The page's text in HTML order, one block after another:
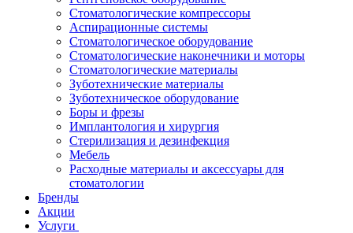
Стоматологические компрессоры
Аспирационные системы
Стоматологическое оборудование
Стоматологические наконечники и моторы
Стоматологические материалы
Зуботехнические материалы
Зуботехническое оборудование
Боры и фрезы
Имплантология и хирургия
Стерилизация и дезинфекция
Мебель
Расходные материалы и аксессуары для
стоматологии
Бренды
Акции
Услуги